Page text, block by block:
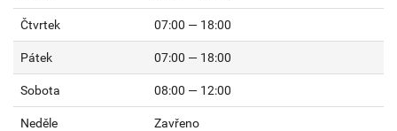
Čtvrtek 07:00 — 18:00
Pátek 07:00 — 18:00
Sobota 08:00 — 12:00
Neděle Zavřeno